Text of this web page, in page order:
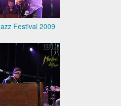
Festival 2009